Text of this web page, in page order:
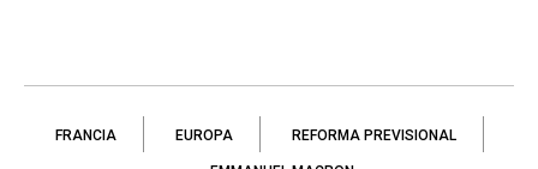
FRANCIA EUROPA REFORMA PREVISIONAL